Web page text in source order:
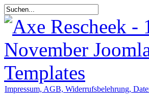
Impressum, AGB, Widerrufsbelehrung,